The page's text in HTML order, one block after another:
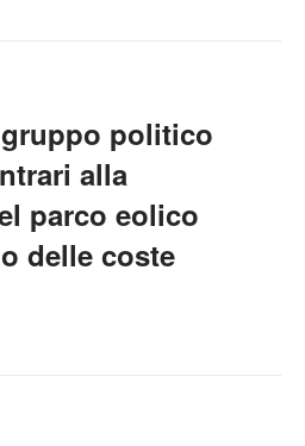
politico
alla
parco eolico
delle coste